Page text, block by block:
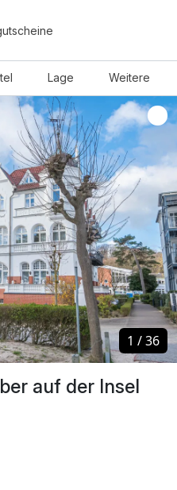
Lage Weitere
auf der Insel
1 /36
1 /36